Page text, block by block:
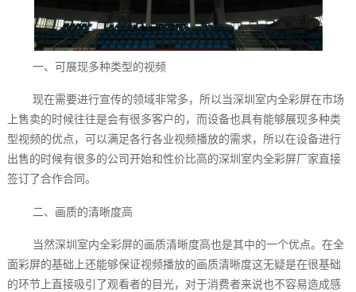
一、可展现多种类型的视频
现在需要进行宣传的领域非常多，所以当深圳室内全彩屏在市场
上售卖的时候往往是会有很多客户的，而设备也具有能够展现多种类
型视频的优点，可以满足各行各业视频播放的需求，所以在设备进行
出售的时候有很多的公司开始和性价比高的深圳室内全彩屏厂家直接
签订了合作合同。
二、画质的清晰度高
当然深圳室内全彩屏的画质清晰度高也是其中的一个优点。在全
面彩屏的基础上还能够保证视频播放的画质清晰度这无疑是在很基础
的环节上直接吸引了观看者的目光，对于消费者来说也不容易造成感